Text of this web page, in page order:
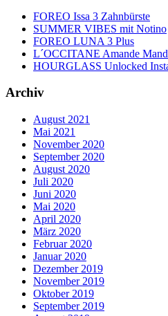
FOREO Issa 3 Zahnbürste
SUMMER VIBES mit Notino
FOREO LUNA 3 Plus
L´OCCITANE Amande
HOURGLASS Unlocked
Archiv
August 2021
Mai 2021
November 2020
September 2020
August 2020
Juli 2020
Juni 2020
Mai 2020
April 2020
März 2020
Februar 2020
Januar 2020
Dezember 2019
November 2019
Oktober 2019
September 2019